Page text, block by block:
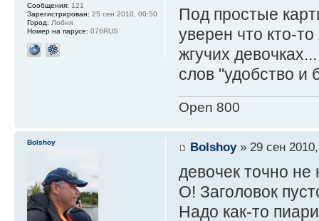
Под простые
уверен что кто-
жгучих
слов "удобство
Open 800
Сообщения: 121
Зарегистрирован: 25 сен 2010, 00:50
Город: Лобня
Номер на парусе: 076RUS
Bolshoy» 29 сен
девочек точно
О! Заголовок
Надо как-то
Bolshoy